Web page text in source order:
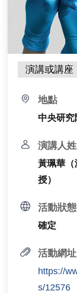
演講或講座
地點
中央研
演講人
黃珮華（
授）
活動狀態
確定
活動網址
https://
s/12576